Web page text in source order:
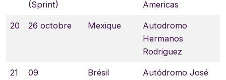
(Sprint)
Americas
20 26 octobre Mexique
Autodromo
Hermanos
Rodriguez
21
09
Brésil
Autódromo José